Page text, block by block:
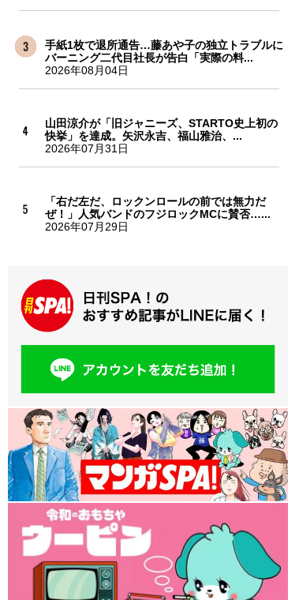
手紙1枚で退所通告…藤あや子の独立トラブルに
バーニング二代目社長が告白「実際の料...
2026年08月04日
山田涼介が「旧ジャニーズ、STARTO史上初の
快挙」を達成。矢沢永吉、福山雅治、...
2026年07月31日
「右だ左だ、ロックンロールの前では無力だ
ぜ！」人気バンドのフジロックMCに賛否…...
2026年07月29日